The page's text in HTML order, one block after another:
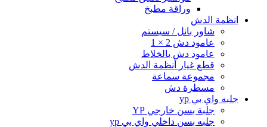
وراقة مطبخ
انظمة الدش
شاور بانل / سيستم
عامود دش 2 × 1
عامود دش بالخلاط
قطع غيار أنظمة الدش
مجموعة سماعة
مسطرة دش
جلبه واي بي yp
جلبة بسن خارجي YP
جلبه بسن داخلي واي بي yp